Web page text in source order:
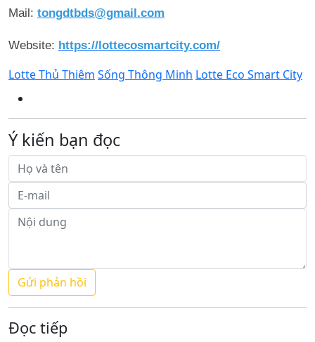
Mail: tongdtbds@gmail.com
Website: https://lottecosmartcity.com/
Lotte Thủ Thiêm Sống Thông Minh Lotte Eco Smart City
Ý kiến bạn đọc
Đọc tiếp